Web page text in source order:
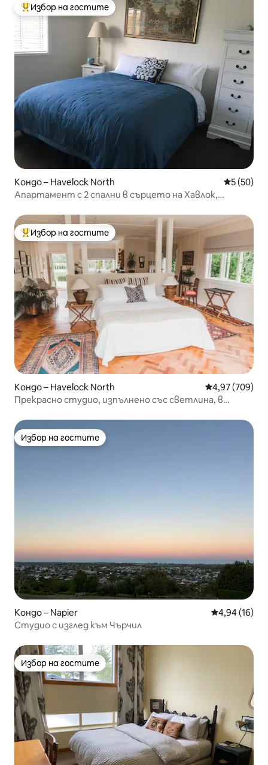
Най-популярен избор на гостите
Избор на гостите
Кондо – Havelock North Средна
5 (50)
Апартамент с 2 спални в сърцето на Хавлок,
Най-популярен избор на гостите
Избор на гостите
Кондо – Havelock North Средна
4,97 (709)
Прекрасно студио, изпълнено със светлина, в
Избор на гостите
Избор на гостите
Кондо – Napier Средна
4,94 (16)
Студио с изглед към Чърчил
Избор на гостите
Избор на гостите